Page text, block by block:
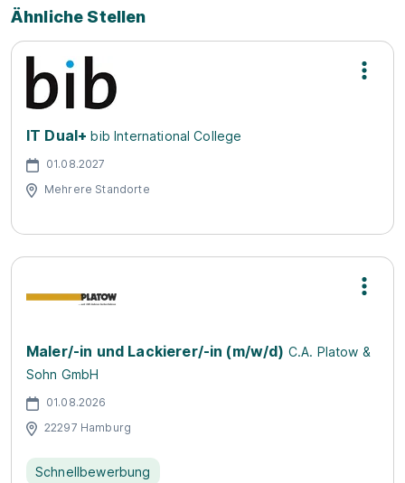
Ähnliche Stellen
IT Dual+ bib International College
01.08.2027
Mehrere Standorte
Maler/-in und Lackierer/-in (m/w/d) C.A. Platow &
Sohn GmbH
01.08.2026
22297 Hamburg
Schnellbewerbung